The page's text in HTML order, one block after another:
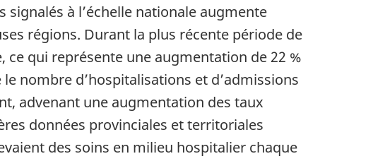
à l’échelle nationale augmente
régions. Durant la plus récente période de
ce qui représente une augmentation de 22 %
nombre d’hospitalisations et d’admissions
advenant une augmentation des taux
données provinciales et territoriales
des soins en milieu hospitalier chaque